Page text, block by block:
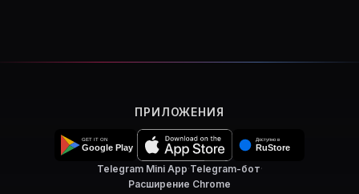
ПРИЛОЖЕНИЯ
Telegram Mini App·Telegram-бот·
Расширение Chrome